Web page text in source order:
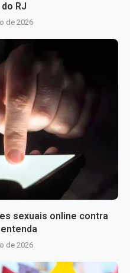
RJ
de 2026
sexuais online contra
de 2026